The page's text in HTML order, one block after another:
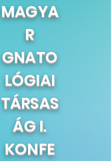
MAGYA
R
GNATO
LÓGIAI
TÁRSAS
ÁG I.
KONFE